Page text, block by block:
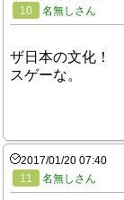
10
名無しさん
ザ日本の文化！
スゲーな。
2017/01/20 07:40
11
名無しさん